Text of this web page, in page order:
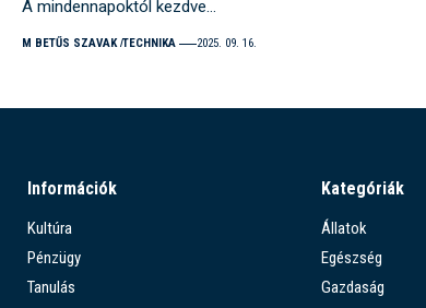
A mindennapoktól kezdve…
M BETŰS SZAVAK TECHNIKA 2025. 09. 16.
Információk
Kultúra
Pénzügy
Tanulás
Kategóriák
Állatok
Egészség
Gazdaság